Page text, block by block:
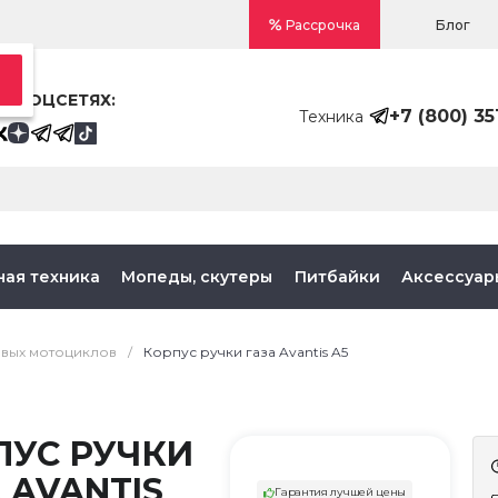
Рассрочка Блог
СОЦСЕТЯХ:
Техника
+7 (800)
техника Мопеды, скутеры Питбайки
мотоциклов / Корпус ручки газа Avantis A5
РУЧКИ
Гарантия лучшей цены